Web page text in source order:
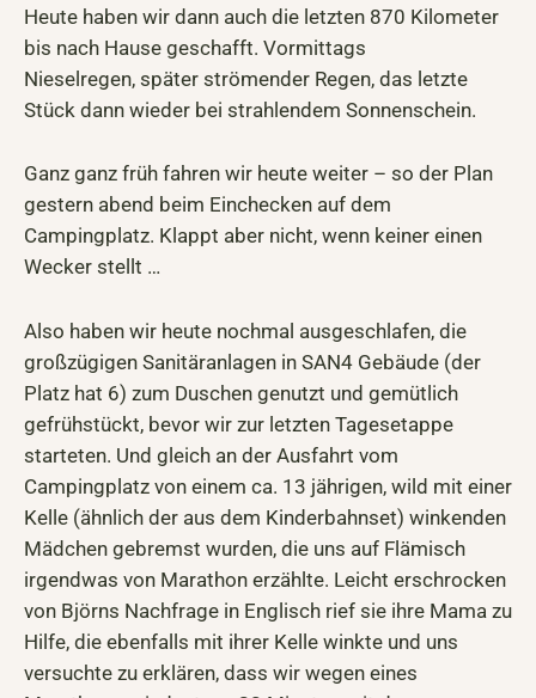
Heute haben wir dann auch die letzten 870 Kilometer
bis nach Hause geschafft. Vormittags
Nieselregen, später strömender Regen, das letzte
Stück dann wieder bei strahlendem Sonnenschein.
Ganz ganz früh fahren wir heute weiter – so der Plan
gestern abend beim Einchecken auf dem
Campingplatz. Klappt aber nicht, wenn keiner einen
Wecker stellt …
Also haben wir heute nochmal ausgeschlafen, die
großzügigen Sanitäranlagen in SAN4 Gebäude (der
Platz hat 6) zum Duschen genutzt und gemütlich
gefrühstückt, bevor wir zur letzten Tagesetappe
starteten. Und gleich an der Ausfahrt vom
Campingplatz von einem ca. 13 jährigen, wild mit einer
Kelle (ähnlich der aus dem Kinderbahnset) winkenden
Mädchen gebremst wurden, die uns auf Flämisch
irgendwas von Marathon erzählte. Leicht erschrocken
von Björns Nachfrage in Englisch rief sie ihre Mama zu
Hilfe, die ebenfalls mit ihrer Kelle winkte und uns
versuchte zu erklären, dass wir wegen eines